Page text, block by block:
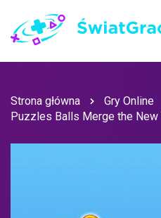
Strona główna
Gry Online
Puzzles Balls Merge the New